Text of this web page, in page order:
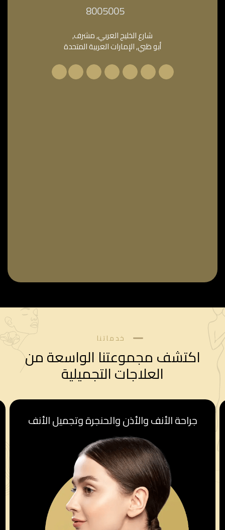
شارع الخليج العربي, مشرف,
أبو ظبي, الإمارات العربية المتحدة
خدماتنا
اكتشف مجموعتنا الواسعة من
العلاجات التجميلية
قسم أمراض النساء والولادة